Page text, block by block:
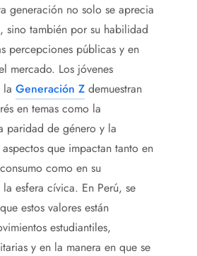
generación no solo se aprecia
sino también por su habilidad
percepciones públicas y en
mercado. Los jóvenes
la Generación Z demuestran
en temas como la
paridad de género y la
que impactan tanto en
como en su
esfera cívica. En Perú, se
estos valores están
estudiantiles,
y en la manera en que se